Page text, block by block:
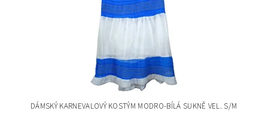
DÁMSKÝ KARNEVALOVÝ KOSTÝM MODRO-BÍLÁ SUKNĚ VEL. S/M